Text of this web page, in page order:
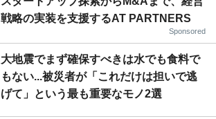
戦略の実装を支援するAT PARTNERS
Sponsored
大地震でまず確保すべきは水でも食料で
もない...被災者が「これだけは担いで逃
げて」という最も重要なモノ2選